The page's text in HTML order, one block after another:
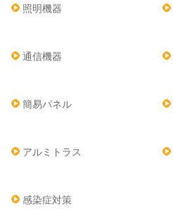
照明機器
通信機器
簡易パネル
アルミトラス
感染症対策